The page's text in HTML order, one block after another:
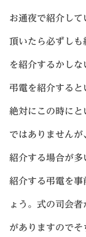
お通夜で紹介し
頂いたら必ずし
を紹介するかしな
弔電を紹介すると
絶対にこの時にと
ではありません
紹介する場合が多
紹介する弔電を事
ょう。式の司会
がありますので